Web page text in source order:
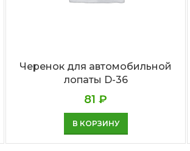
Черенок для автомобильной
лопаты D-36
81₽
В КОРЗИНУ